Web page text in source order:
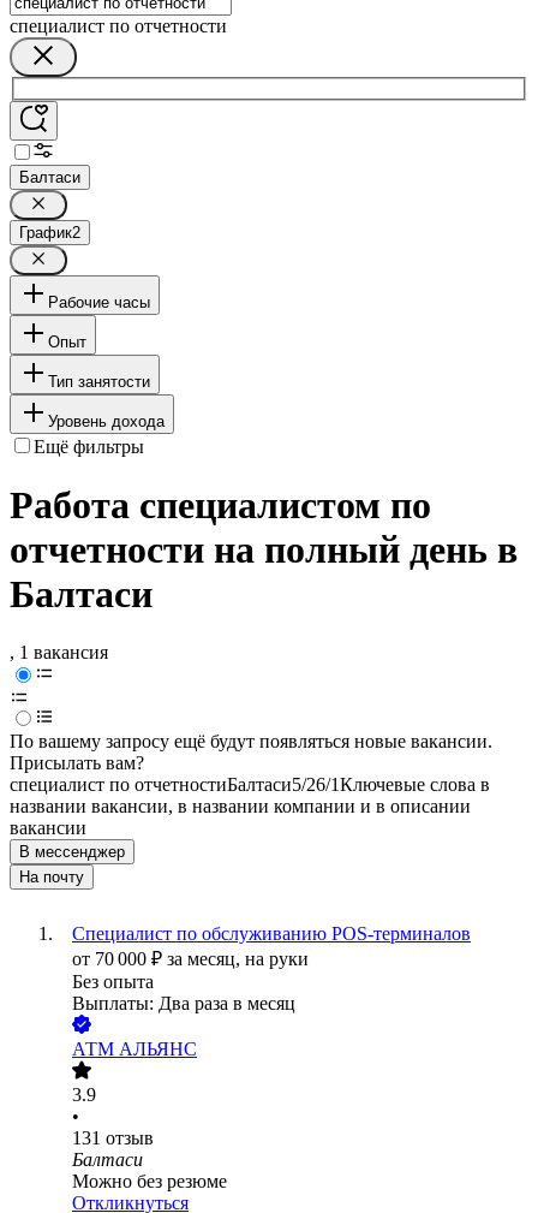
специалист по отчетности
Балтаси
График2
Рабочие часы
Опыт
Тип занятости
Уровень дохода
Ещё фильтры
Работа специалистом по
отчетности на полный день в
Балтаси
, 1 вакансия
По вашему запросу ещё будут появляться новые вакансии.
Присылать вам?
специалист по отчетностиБалтаси5/26/1Ключевые слова в
названии вакансии, в названии компании и в описании
вакансии
В мессенджер
На почту
Специалист по обслуживанию POS-терминалов
от 70 000 ₽ за месяц, на руки
Без опыта
Выплаты: Два раза в месяц
АТМ АЛЬЯНС
3.9
•
131 отзыв
Балтаси
Можно без резюме
Откликнуться